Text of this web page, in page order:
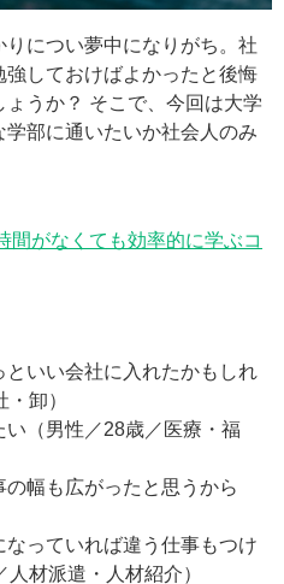
につい夢中になりがち。社
しておけばよかったと後悔
うか？ そこで、今回は大学
部に通いたいか社会人のみ
間がなくても効率的に学ぶコ
といい会社に入れたかもしれ
卸）
い（男性／28歳／医療・福
の幅も広がったと思うから
なっていれば違う仕事もつけ
材派遣・人材紹介）